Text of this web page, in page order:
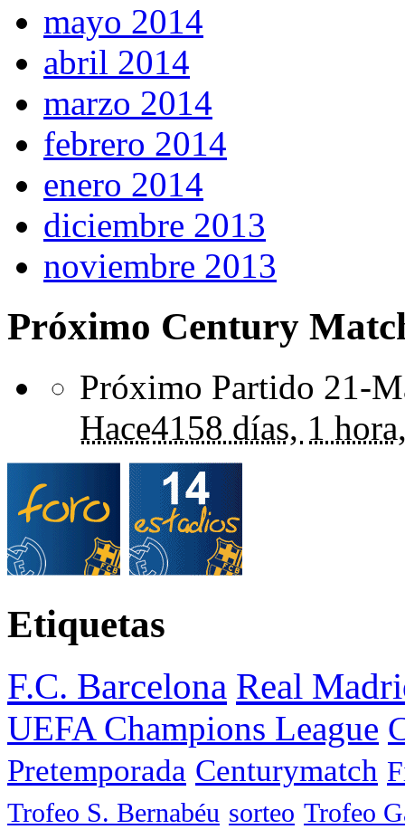
mayo 2014
abril 2014
marzo 2014
febrero 2014
enero 2014
diciembre 2013
noviembre 2013
Próximo Century
Próximo Partido 21-
Hace4158 días, 1
Etiquetas
F.C. Barcelona Real
UEFA Champions League
Pretemporada Centurymatch
Trofeo S. Bernabéu sorteo Trofeo